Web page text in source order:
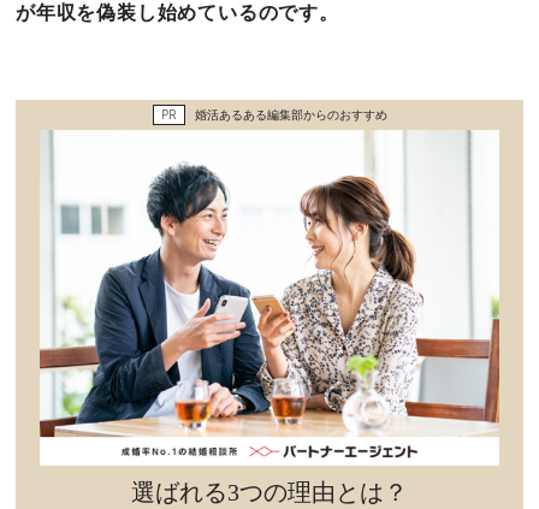
心の処方箋
が年収を偽装し始めているのです。
PR 婚活あるある編集部からのおすすめ
選ばれる3つの理由とは？